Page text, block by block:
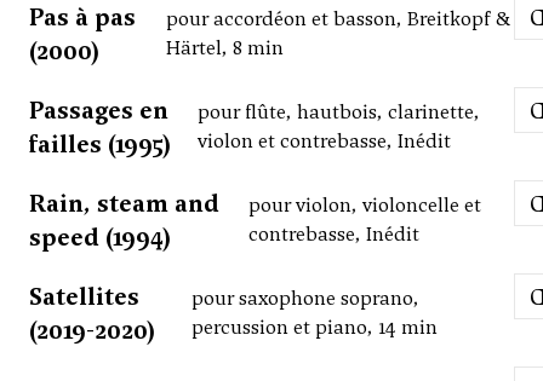
Pas à pas
(2000)
pour accordéon et basson, Breitkopf &
Härtel, 8 min
Passages en
failles (1995)
pour flûte, hautbois, clarinette,
violon et contrebasse, Inédit
Rain, steam and
speed (1994)
pour violon, violoncelle et
contrebasse, Inédit
Satellites
(2019-2020)
pour saxophone soprano,
percussion et piano, 14 min